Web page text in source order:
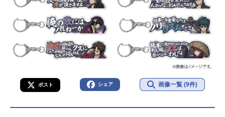
ポスト シェア 画像一覧 (9件)